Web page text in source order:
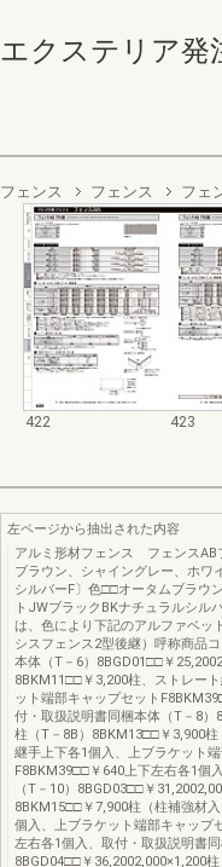
エクステリア発
フェンス フェンス フェ
422 423
左ページから抽出された内容
アルミ形材フェンス フェンスAB
ブラウン、シャイングレー、ホワ
シルバーF〕色□□オータムブラウ
トJWブラックBKナチュラルシル
は、色により下記のアルファベッ
シスフェンス2型後継）呼称商品
本体（T－6）8BGD01□□￥
8BKM11□□￥3,200柱、ストレー
ット端部キャップセット
付・取扱説明書同梱本体（T－8）
柱（T－8B）8BKM13□□￥3,900
継手上下各1個入、上ブラケット
F8BKM39□□￥640上下左右各1個
（T－10）8BGD03□□￥
8BKM15□□￥7,900柱（柱補強材
個入、上ブラケット端部キャップ
左右各1個入、取付・取扱説明書同
8BGD04□□￥36,2002,000×1,200